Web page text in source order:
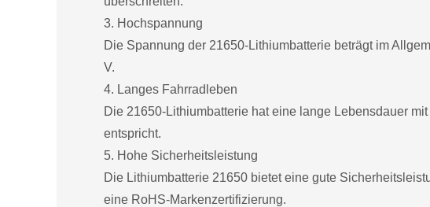
3. Hochspannung
Die Spannung der 21650-Lithiumbatterie beträgt im
V.
4. Langes Fahrradleben
Die 21650-Lithiumbatterie hat eine lange Lebensdauer
entspricht.
5. Hohe Sicherheitsleistung
Die Lithiumbatterie 21650 bietet eine gute
eine RoHS-Markenzertifizierung.